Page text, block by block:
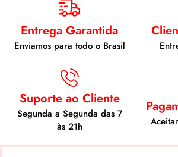
Entrega Garantida
Enviamos para todo o Brasil
Suporte ao Cliente
Segunda a Segunda das 7
às 21h